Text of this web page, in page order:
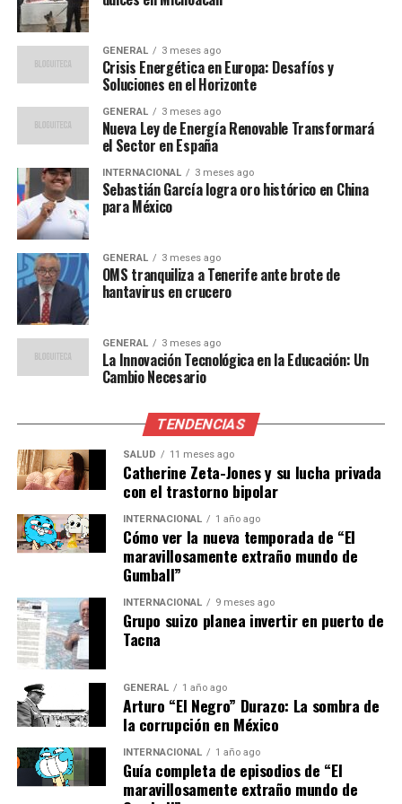
herramientas de defensa personal, mejorar la disciplina
en las cárceles e impulsar un plan de “renovación
generacional” del personal penitenciario.
Infraestructuras y políticas de
inmigración
En materia de infraestructuras, AC llama al Govern a
desarrollar un plan estratégico para la “reactivación y
plena operatividad” del Aeropuerto de Lleida-Alguaire,
con un enfoque multimodal que incluya la llegada de la
alta velocidad al enclave aeroportuario.
En cuanto a la inmigración, la propuesta de AC es clara:
pide al Gobierno central decretar una moratoria en la
entrada de inmigrantes. El objetivo, según la formación,
es proteger la lengua catalana, reducir el desempleo y
Contexto y análisis
Estas propuestas llegan en un momento en el que el
debate sobre la vivienda y la educación está en el centro
de la agenda política catalana. El registro de arraigo
territorial, en particular, podría influir en cómo se
asignan las viviendas públicas, un tema que ha sido
objeto de controversia en los últimos años debido a la
escasez de viviendas asequibles.
El enfoque de AC sobre el lenguaje inclusivo en la
educación también ha generado debate. Mientras
algunos grupos defienden su uso como una herramienta
para promover la igualdad de género, otros, como AC,
argumentan que podría complicar el aprendizaje y no
respetar las normas lingüísticas tradicionales.
En cuanto a la seguridad, el fortalecimiento de las
GENERAL 3 meses ago
Crisis Energética en Europa: Desafíos y
Soluciones en el Horizonte
GENERAL 3 meses ago
Nueva Ley de Energía Renovable Transformará
el Sector en España
INTERNACIONAL 3 meses ago
Sebastián García logra oro histórico en China
para México
GENERAL 3 meses ago
OMS tranquiliza a Tenerife ante brote de
hantavirus en crucero
GENERAL 3 meses ago
La Innovación Tecnológica en la Educación: Un
Cambio Necesario
TENDENCIAS
SALUD 11 meses ago
Catherine Zeta-Jones y su lucha privada
con el trastorno bipolar
INTERNACIONAL 1 año ago
Cómo ver la nueva temporada de “El
maravillosamente extraño mundo de
Gumball”
INTERNACIONAL 9 meses ago
Grupo suizo planea invertir en puerto de
Tacna
GENERAL 1 año ago
Arturo “El Negro” Durazo: La sombra de
la corrupción en México
INTERNACIONAL 1 año ago
Guía completa de episodios de “El
maravillosamente extraño mundo de